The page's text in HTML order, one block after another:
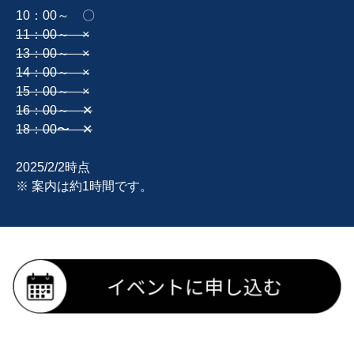
10：00～ 〇
11：00～ ×
13：00～ ×
14：00～ ×
15：00～ ×
16：00～ ✕
18：00〜 ✕
2025/2/2時点
※ 案内は約1時間です。